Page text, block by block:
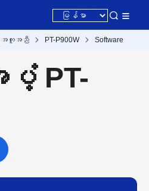
အကူအညီ PT-P900W Software
ပံ့ PT-